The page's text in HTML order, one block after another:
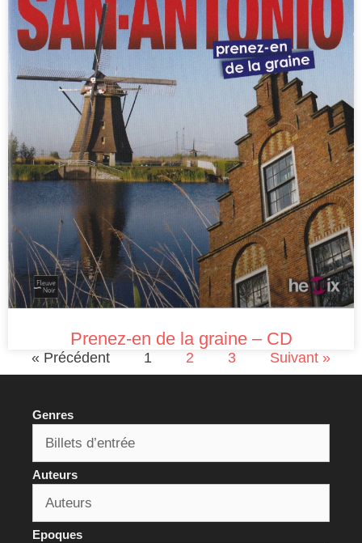
Prenez-en de la graine – CD
« Précédent 1 2 3 Suivant »
Genres
Auteurs
Epoques